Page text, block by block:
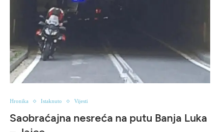
Hronika Istaknuto Vijesti
Saobraćajna nesreća na putu Banja Luka